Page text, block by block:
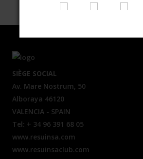
SIÈGE SOCIAL
Av. Mare Nostrum, 50
Alboraya 46120
VALENCIA - SPAIN
Tel: + 34 96 391 68 05
www.resuinsa.com
www.resuinsaclub.com